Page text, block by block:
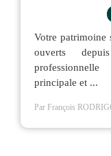
Votre patrimoine
ouverts
principale et ...
Par François